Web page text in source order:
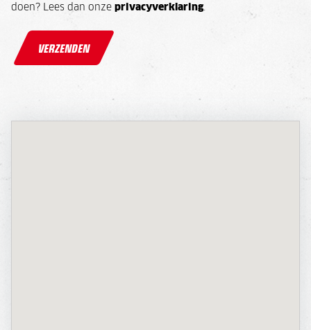
doen? Lees dan onze privacyverklaring.
VERZENDEN